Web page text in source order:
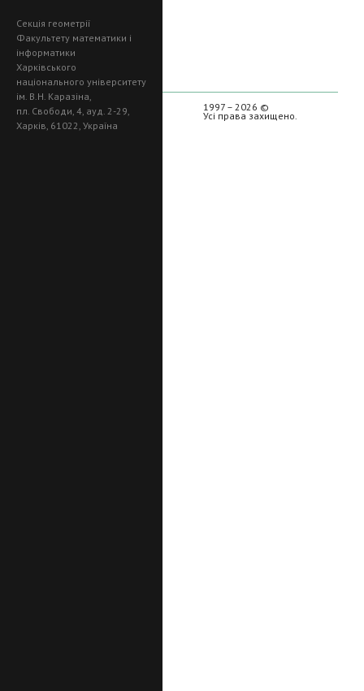
Секція геометрії
Факультету математики і
інформатики
Харківського
національного університету
ім. В.Н. Каразіна,
пл. Свободи, 4, ауд. 2-29,
Харків, 61022, Україна
1997 – 2026 ©
Усі права захищено.